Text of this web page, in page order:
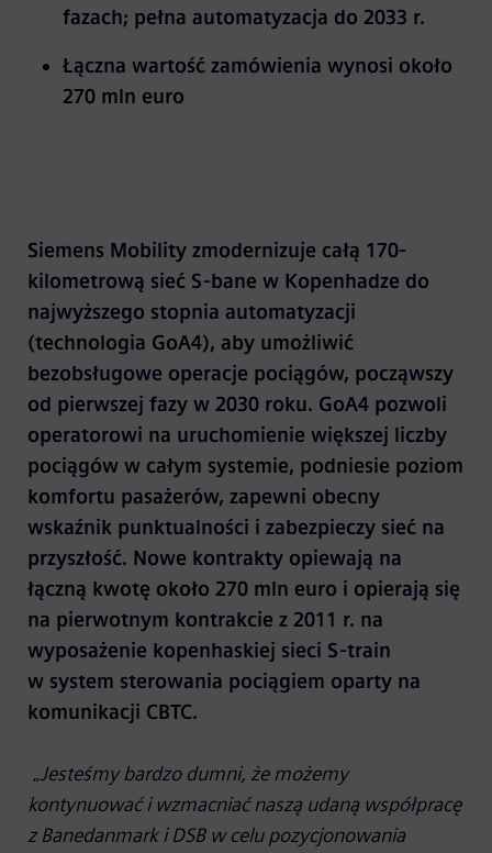
fazach; pełna automatyzacja do 2033 r.
Łączna wartość zamówienia wynosi około
270 mln euro
Siemens Mobility zmodernizuje całą 170-
kilometrową sieć S-bane w Kopenhadze do
najwyższego stopnia automatyzacji
(technologia GoA4), aby umożliwić
bezobsługowe operacje pociągów, począwszy
od pierwszej fazy w 2030 roku. GoA4 pozwoli
operatorowi na uruchomienie większej liczby
pociągów w całym systemie, podniesie poziom
komfortu pasażerów, zapewni obecny
wskaźnik punktualności i zabezpieczy sieć na
przyszłość. Nowe kontrakty opiewają na
łączną kwotę około 270 mln euro i opierają się
na pierwotnym kontrakcie z 2011 r. na
wyposażenie kopenhaskiej sieci S-train
w system sterowania pociągiem oparty na
komunikacji CBTC.
„Jesteśmy bardzo dumni, że możemy
kontynuować i wzmacniać naszą udaną współpracę
z Banedanmark i DSB w celu pozycjonowania